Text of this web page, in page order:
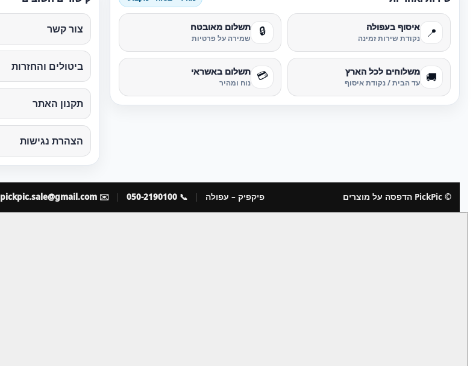
📍 איסוף בעפולה
נקודת שירות זמינה 🔒 תשלום מאובטח
שמירה על פרטיות
🚚 משלוחים לכל הארץ
עד הבית / נקודת איסוף 💳 תשלום באשראי
נוח ומהיר
צור קשר
ביטולים והחזרות
תקנון האתר
הצהרת נגישות
© PickPic הדפסה על מוצרים פיקפיק – עפולה 📞 050-2190100
✉️
pickpic.sale@gmail.com